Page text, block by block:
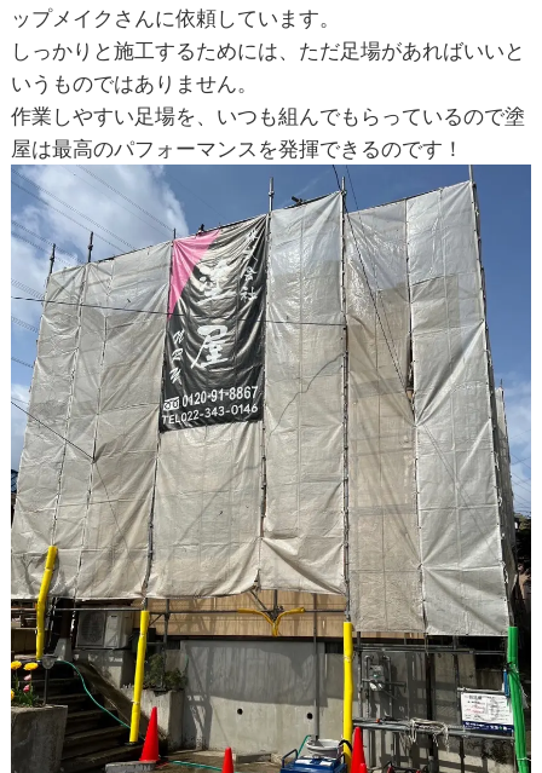
ップメイクさんに依頼しています。
しっかりと施工するためには、ただ足場があればいいと
いうものではありません。
作業しやすい足場を、いつも組んでもらっているので塗
屋は最高のパフォーマンスを発揮できるのです！